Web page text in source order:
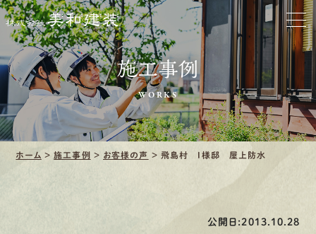
お家をきれいに
会社をきれいに
クリーニング
施工事例
施工事例
WORKS
ホーム >施工事例 > お客様の声 > 飛島村 I様邸 屋上防水
公開日:2013.10.28